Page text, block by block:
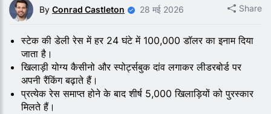
By Conrad Castleton 28 मई 2026 Share
स्टेक की डेली रेस में हर 24 घंटे में 100,000 डॉलर का इनाम दिया
जाता है।
खिलाड़ी योग्य कैसीनो और स्पोर्ट्सबुक दांव लगाकर लीडरबोर्ड पर
अपनी रैंकिंग बढ़ाते हैं।
प्रत्येक रेस समाप्त होने के बाद शीर्ष 5,000 खिलाड़ियों को पुरस्कार
मिलते हैं।